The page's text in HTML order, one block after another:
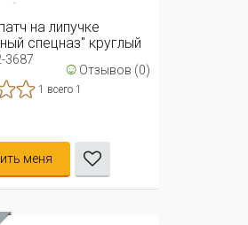
на липучке
спецназ" круглый
3687 ☺ Отзывов (0)
1 всего 1
меня